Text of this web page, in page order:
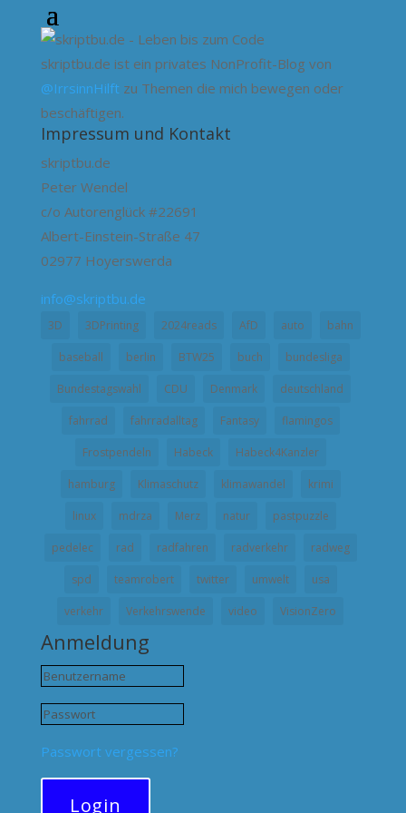
skriptbu.de ist ein privates NonProfit-Blog von
@IrrsinnHilftzu Themen die mich bewegen oder
beschäftigen.
Impressum und Kontakt
skriptbu.de
Peter Wendel
c/o Autorenglück #22691
Albert-Einstein-Straße 47
02977 Hoyerswerda
info@skriptbu.de
3D 3DPrinting 2024reads AfD auto bahn
baseball berlin BTW25 buch bundesliga
Bundestagswahl CDU Denmark deutschland
fahrrad fahrradalltag Fantasy flamingos
Frostpendeln Habeck Habeck4Kanzler
hamburg Klimaschutz klimawandel krimi
linux mdrza Merz natur pastpuzzle
pedelec rad radfahren radverkehr radweg
spd teamrobert twitter umwelt usa
verkehr Verkehrswende video VisionZero
Anmeldung
Passwort vergessen?
Login